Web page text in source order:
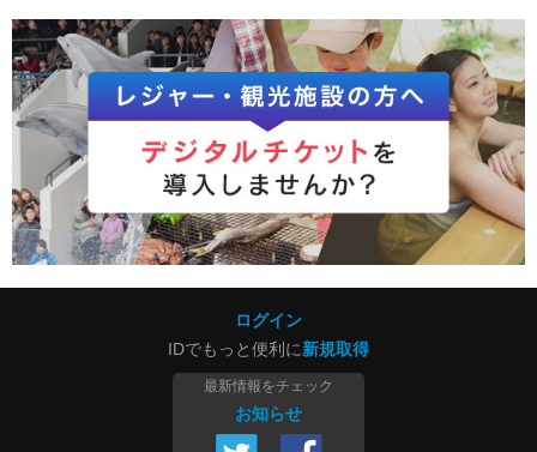
ログイン
IDでもっと便利に新規取得
最新情報をチェック
お知らせ